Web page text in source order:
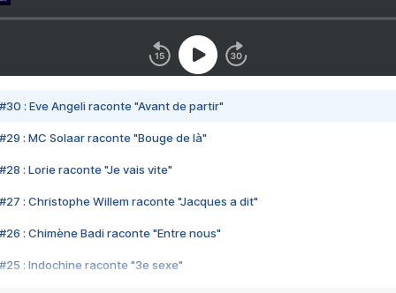
#30 : Eve Angeli raconte "Avant de partir"
#29 : MC Solaar raconte "Bouge de là"
#28 : Lorie raconte "Je vais vite"
#27 : Christophe Willem raconte "Jacques a dit"
#26 : Chimène Badi raconte "Entre nous"
#25 : Indochine raconte "3e sexe"